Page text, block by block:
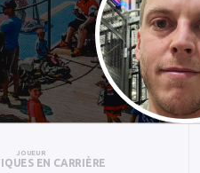
JOUEUR
EN CARRIÈRE